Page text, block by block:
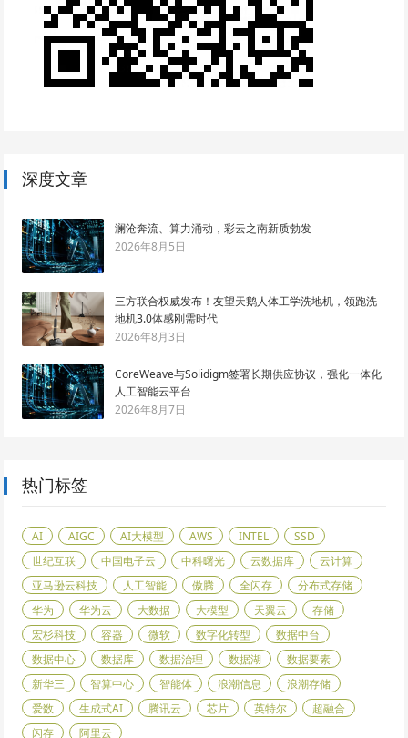
深度文章
澜沧奔流、算力涌动，彩云之南新质勃发
2026年8月5日
三方联合权威发布！友望天鹅人体工学洗地机，领跑洗
地机3.0体感刚需时代
2026年8月3日
CoreWeave与Solidigm签署长期供应协议，强化一体化
人工智能云平台
2026年8月7日
热门标签
AI AIGC AI大模型 AWS INTEL
SSD
世纪互联
中国电子云 中科曙光 云数据库
云计算
亚马逊云科技
人工智能 傲腾 全闪存
分布式存储
华为
华为云 大数据 大模型 天翼云
存储
宏杉科技
容器 微软 数字化转型
数据中台
数据中心
数据库 数据治理 数据湖
数据要素
新华三
智算中心 智能体 浪潮信息
浪潮存储
爱数
生成式AI 腾讯云 芯片 英特尔
超融合
闪存
阿里云